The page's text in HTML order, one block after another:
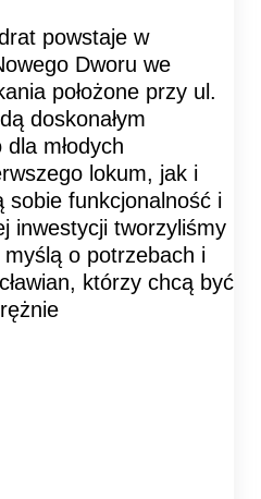
powstaje w
Dworu we
położone przy ul.
doskonałym
młodych
lokum, jak i
sobie funkcjonalność i
inwestycji tworzyliśmy
o potrzebach i
którzy chcą być